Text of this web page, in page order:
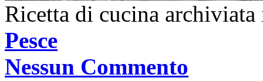
Ricetta di cucina
Pesce
Nessun Commento